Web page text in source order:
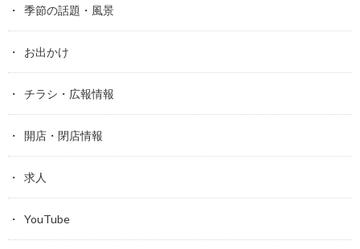
季節の話題・風景
お出かけ
チラシ・広報情報
開店・閉店情報
求人
YouTube